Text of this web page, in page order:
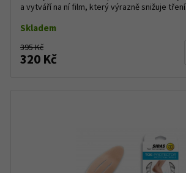
a vytváří na ní film, který výrazně snižuje
Skladem
395 Kč
320 Kč